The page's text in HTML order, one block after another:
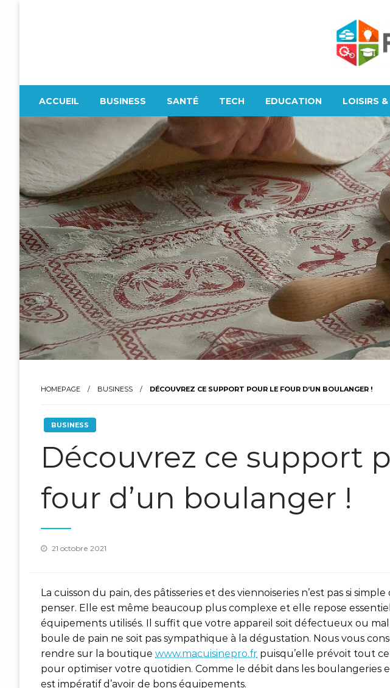
Firenze
ACCUEIL BUSINESS SANTÉ TECH EDUCATION LOISIRS
HOMEPAGE BUSINESS DÉCOUVREZ CE SUPPORT POUR LE FOUR D’UN BOULANGER !
BUSINESS
Découvrez ce support
four d’un boulanger !
Posted
21 octobre 2021
La cuisson du pain, des pâtisseries et des viennoiseries n’est pas si
penser. Elle est même beaucoup plus complexe et elle repose
équipements utilisés. Il suffit que votre appareil soit défectueux ou
boule de pain ne soit pas sympathique à la dégustation. Nous vous
rendre sur la boutique www.macuisinepro.fr puisqu’elle prévoit tout
pour optimiser votre quotidien. Comme le débit dans les boulangeries
est impératif d’avoir de bons équipements.